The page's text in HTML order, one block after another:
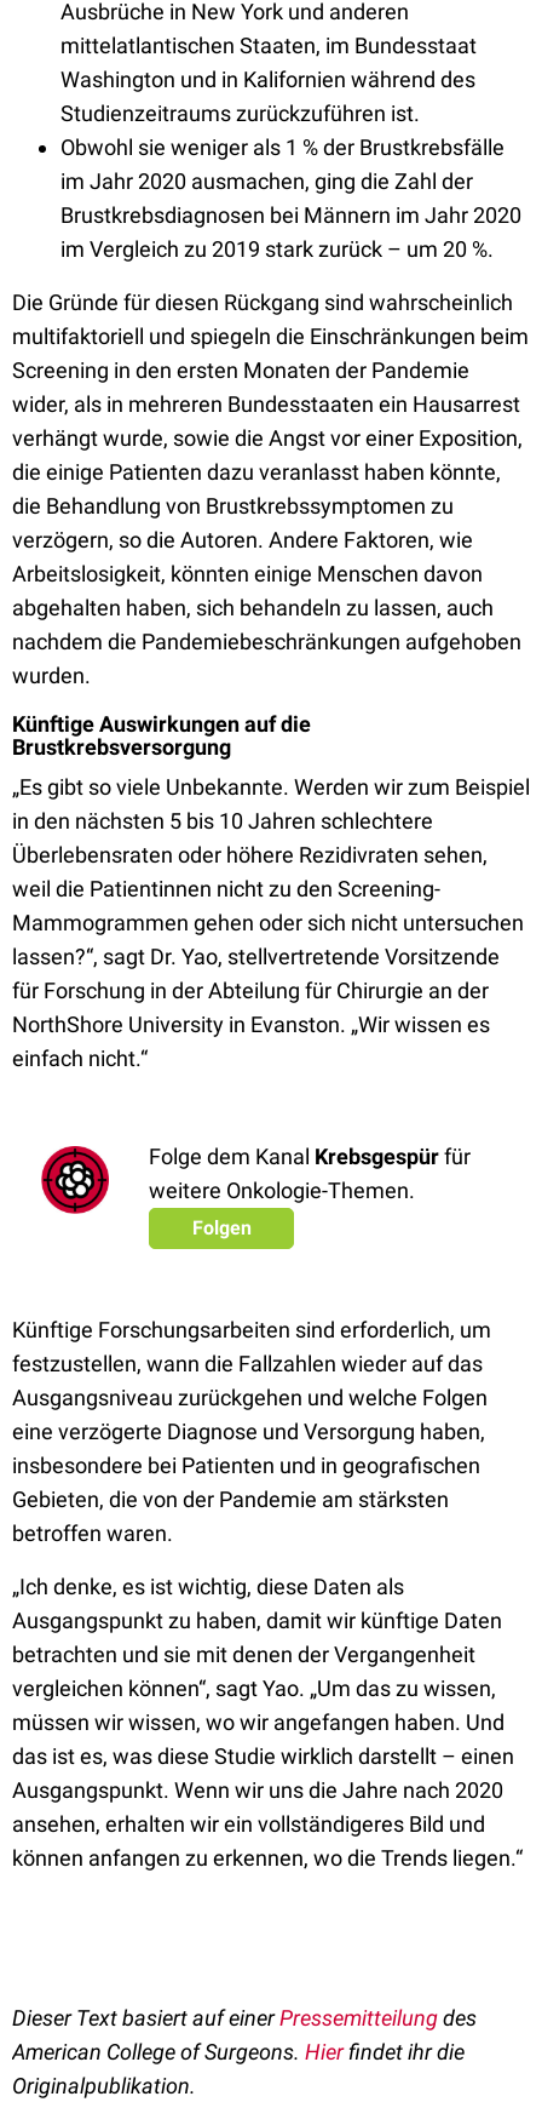
Ausbrüche in New York und anderen
mittelatlantischen Staaten, im Bundesstaat
Washington und in Kalifornien während des
Studienzeitraums zurückzuführen ist.
Obwohl sie weniger als 1 % der Brustkrebsfälle
im Jahr 2020 ausmachen, ging die Zahl der
Brustkrebsdiagnosen bei Männern im Jahr 2020
im Vergleich zu 2019 stark zurück – um 20 %.
Die Gründe für diesen Rückgang sind wahrscheinlich
multifaktoriell und spiegeln die Einschränkungen beim
Screening in den ersten Monaten der Pandemie
wider, als in mehreren Bundesstaaten ein Hausarrest
verhängt wurde, sowie die Angst vor einer Exposition,
die einige Patienten dazu veranlasst haben könnte,
die Behandlung von Brustkrebssymptomen zu
verzögern, so die Autoren. Andere Faktoren, wie
Arbeitslosigkeit, könnten einige Menschen davon
abgehalten haben, sich behandeln zu lassen, auch
nachdem die Pandemiebeschränkungen aufgehoben
wurden.
Künftige Auswirkungen auf die
Brustkrebsversorgung
„Es gibt so viele Unbekannte. Werden wir zum Beispiel
in den nächsten 5 bis 10 Jahren schlechtere
Überlebensraten oder höhere Rezidivraten sehen,
weil die Patientinnen nicht zu den Screening-
Mammogrammen gehen oder sich nicht untersuchen
lassen?“, sagt Dr. Yao, stellvertretende Vorsitzende
für Forschung in der Abteilung für Chirurgie an der
NorthShore University in Evanston. „Wir wissen es
einfach nicht.“
Folge dem Kanal Krebsgespürfür
weitere Onkologie-Themen.
Folgen
Künftige Forschungsarbeiten sind erforderlich, um
festzustellen, wann die Fallzahlen wieder auf das
Ausgangsniveau zurückgehen und welche Folgen
eine verzögerte Diagnose und Versorgung haben,
insbesondere bei Patienten und in geografischen
Gebieten, die von der Pandemie am stärksten
betroffen waren.
„Ich denke, es ist wichtig, diese Daten als
Ausgangspunkt zu haben, damit wir künftige Daten
betrachten und sie mit denen der Vergangenheit
vergleichen können“, sagt Yao. „Um das zu wissen,
müssen wir wissen, wo wir angefangen haben. Und
das ist es, was diese Studie wirklich darstellt – einen
Ausgangspunkt. Wenn wir uns die Jahre nach 2020
ansehen, erhalten wir ein vollständigeres Bild und
können anfangen zu erkennen, wo die Trends liegen.“
Dieser Text basiert auf einerPressemitteilungdes
American College of Surgeons. Hierfindet ihr die
Originalpublikation.